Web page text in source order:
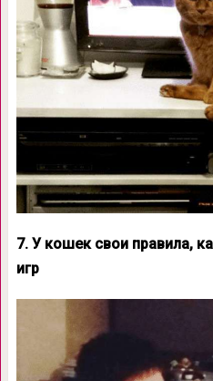
7. У кошек свои правила,
игр